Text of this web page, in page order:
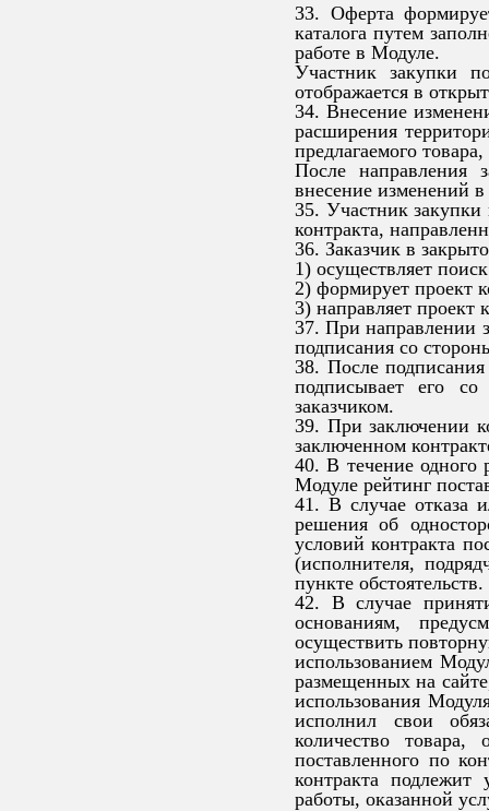
33. Оферта
каталога путем
работе в Модуле.
Участник закупки
отображается в
34. Внесение
расширения
предлагаемого
После направления
внесение изменений
35. Участник закупки
контракта,
36. Заказчик в
1) осуществляет
2) формирует проект
3) направляет проект
37. При направлении
подписания со
38. После подписания
подписывает его со
заказчиком.
39. При заключении
заключенном
40. В течение одного
Модуле рейтинг
41. В случае отказа
решения об
условий контракта
(исполнителя,
пункте обстоятельств.
42. В случае
основаниям,
осуществить
использованием
размещенных на
использования
исполнил свои
количество
поставленного по
контракта подлежит
работы, оказанной